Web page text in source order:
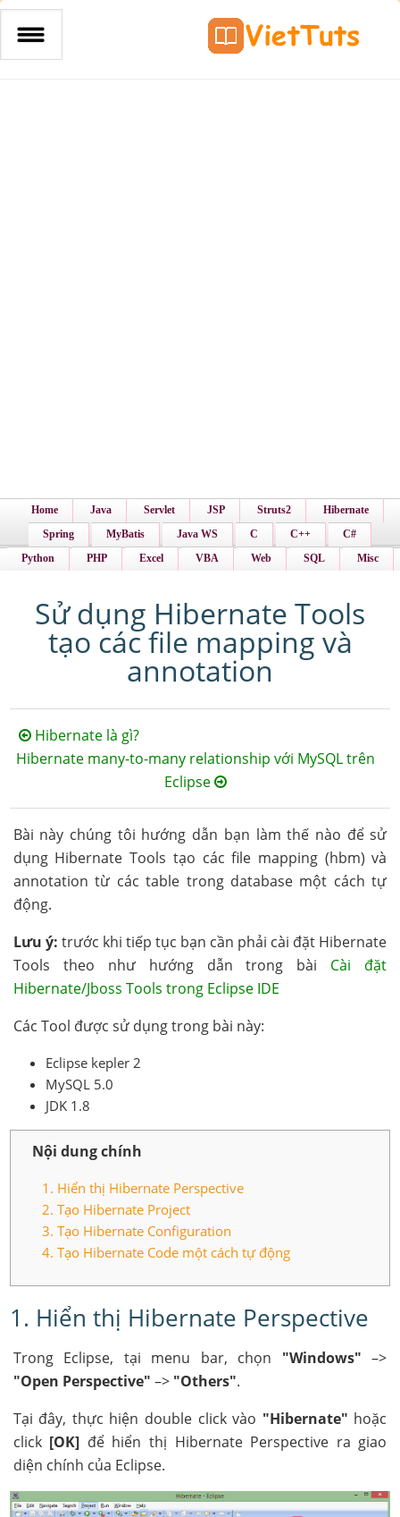
Home Java Servlet JSP Struts2
Hibernate
Spring
MyBatis Java WS C C++
C#
Python
PHP Excel VBA Web SQL Misc
Sử dụng Hibernate Tools
tạo các file mapping và
annotation
Hibernate là gì?
Hibernate many-to-many relationship với MySQL trên
Eclipse
Bài này chúng tôi hướng dẫn bạn làm thế nào để sử
dụng Hibernate Tools tạo các file mapping (hbm) và
annotation từ các table trong database một cách tự
động.
Lưu ý: trước khi tiếp tục bạn cần phải cài đặt Hibernate
Tools theo như hướng dẫn trong bài Cài đặt
Hibernate/Jboss Tools trong Eclipse IDE
Các Tool được sử dụng trong bài này:
Eclipse kepler 2
MySQL 5.0
JDK 1.8
Nội dung chính
1. Hiển thị Hibernate Perspective
2. Tạo Hibernate Project
3. Tạo Hibernate Configuration
4. Tạo Hibernate Code một cách tự động
1. Hiển thị Hibernate Perspective
Trong Eclipse, tại menu bar, chọn "Windows" –>
"Open Perspective" –> "Others".
Tại đây, thực hiện double click vào "Hibernate" hoặc
click [OK] để hiển thị Hibernate Perspective ra giao
diện chính của Eclipse.